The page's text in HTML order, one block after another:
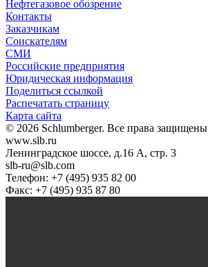
Нефтегазовое обозрение
Контакты
Заказчикам
Соискателям
СМИ
Российские предприятия
Юридическая информация
Поделиться ссылкой
Распечатать страницу
Карта сайта
© 2026 Schlumberger. Все права защищены
www.slb.ru
Ленинградское шоссе, д.16 А, стр. 3
slb-ru@slb.com
Телефон: +7 (495) 935 82 00
Факс: +7 (495) 935 87 80